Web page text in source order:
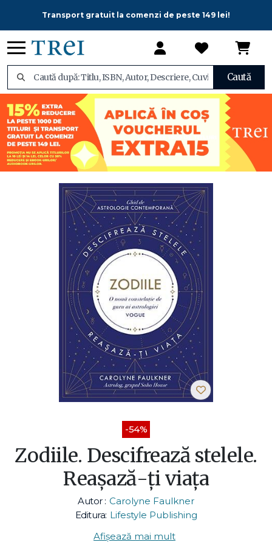
Transport gratuit la comenzi de peste 149 lei!
Caută
-54%
Zodiile. Descifrează stelele.
Reașază-ți viața
Autor : Carolyne Faulkner
Editura: Lifestyle Publishing
Afișează mai mult